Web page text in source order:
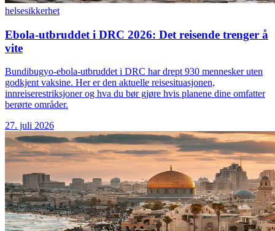
helsesikkerhet
Ebola-utbruddet i DRC 2026: Det reisende trenger å
vite
Bundibugyo-ebola-utbruddet i DRC har drept 930 mennesker uten
godkjent vaksine. Her er den aktuelle reisesituasjonen,
innreiserestriksjoner og hva du bør gjøre hvis planene dine omfatter
berørte områder.
27. juli 2026